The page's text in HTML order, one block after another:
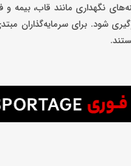
نگهداری مانند قاب،
شود. برای سرمایه‌گذاران